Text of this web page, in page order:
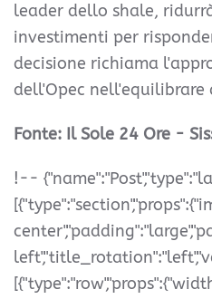
leader dello shale,
investimenti per
decisione richiama
dell'Opec
Fonte: Il Sole 24 Ore -
!--